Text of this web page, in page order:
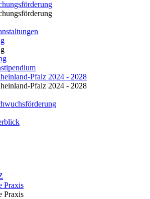
Pfalz 2024 - 2028
Pfalz 2024 - 2028
Praxis
Praxis